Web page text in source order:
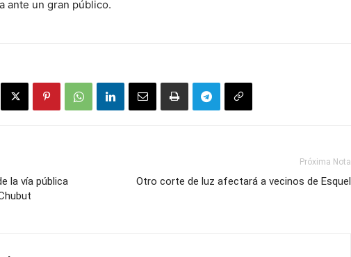
ante un gran público.
la vía pública
Próxima Nota
Otro corte de luz afectará a vecinos de Esquel